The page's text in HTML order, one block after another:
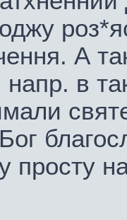
А
напр. в
просту